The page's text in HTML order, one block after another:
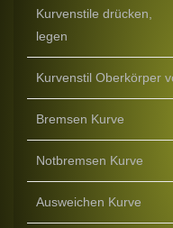
Kurvenstile drücken,
legen
Kurvenstil Oberkörper
Bremsen Kurve
Notbremsen Kurve
Ausweichen Kurve